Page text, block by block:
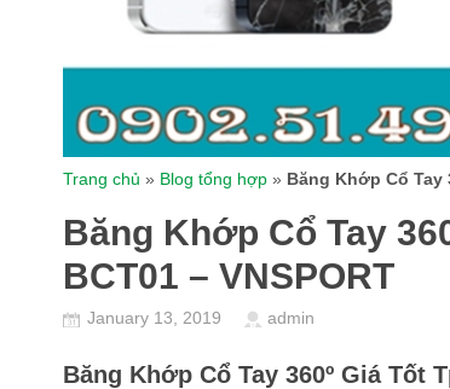
Trang chủ » Blog tổng hợp » Băng Khớp Cổ Tay
Băng Khớp Cổ Tay
BCT01 – VNSPORT
January 13, 2019 admin
Băng Khớp Cổ Tay 360º Giá Tốt